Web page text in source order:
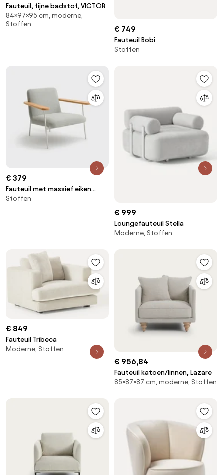
Fauteuil, fijne badstof, VICTOR
84×97×95 cm, moderne,
Stoffen
€ 749
Fauteuil Bobi
Stoffen
€ 379
Fauteuil met massief eiken
armleuningen en stof, Lulet
Stoffen
€ 999
Loungefauteuil Stella
Moderne, Stoffen
€ 849
Fauteuil Tribeca
Moderne, Stoffen
€ 956,84
Fauteuil katoen/linnen, Lazare
85×87×87 cm, moderne, Stoffen